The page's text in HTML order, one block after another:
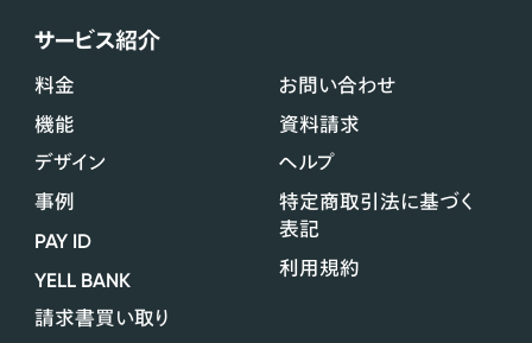
サービス紹介
料金
機能
デザイン
事例
PAY ID
YELL BANK
請求書買い取り
お問い合わせ
資料請求
ヘルプ
特定商取引法に基づく
表記
利用規約